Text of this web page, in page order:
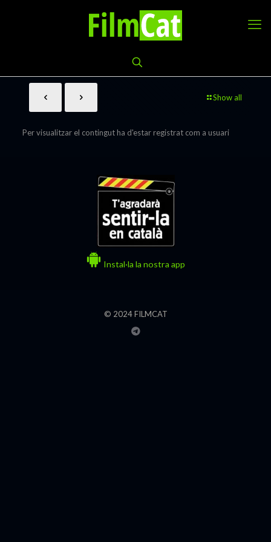
Show all
Per visualitzar el contingut ha d'estar registrat com a usuari
Instal·la la nostra app
© 2024 FILMCAT